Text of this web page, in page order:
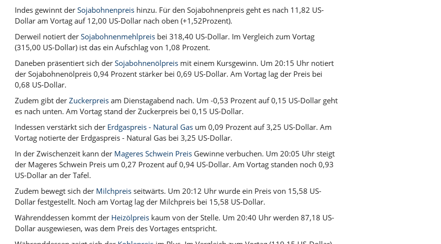
Indes gewinnt der Sojabohnenpreis hinzu. Für den Sojabohnenpreis geht es nach 11,82 US-
Dollar am Vortag auf 12,00 US-Dollar nach oben (+1,52Prozent).
Derweil notiert der Sojabohnenmehlpreis bei 318,40 US-Dollar. Im Vergleich zum Vortag
(315,00 US-Dollar) ist das ein Aufschlag von 1,08 Prozent.
Daneben präsentiert sich der Sojabohnenölpreis mit einem Kursgewinn. Um 20:15 Uhr notiert
der Sojabohnenölpreis 0,94 Prozent stärker bei 0,69 US-Dollar. Am Vortag lag der Preis bei
0,68 US-Dollar.
Zudem gibt der Zuckerpreis am Dienstagabend nach. Um -0,53 Prozent auf 0,15 US-Dollar geht
es nach unten. Am Vortag stand der Zuckerpreis bei 0,15 US-Dollar.
Indessen verstärkt sich der Erdgaspreis - Natural Gas um 0,09 Prozent auf 3,25 US-Dollar. Am
Vortag notierte der Erdgaspreis - Natural Gas bei 3,25 US-Dollar.
In der Zwischenzeit kann der Mageres Schwein Preis Gewinne verbuchen. Um 20:05 Uhr steigt
der Mageres Schwein Preis um 0,27 Prozent auf 0,94 US-Dollar. Am Vortag standen noch 0,93
US-Dollar an der Tafel.
Zudem bewegt sich der Milchpreis seitwärts. Um 20:12 Uhr wurde ein Preis von 15,58 US-
Dollar festgestellt. Noch am Vortag lag der Milchpreis bei 15,58 US-Dollar.
Währenddessen kommt der Heizölpreis kaum von der Stelle. Um 20:40 Uhr werden 87,18 US-
Dollar ausgewiesen, was dem Preis des Vortages entspricht.